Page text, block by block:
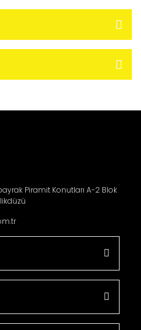
Piramit Konutları A-2 Blok